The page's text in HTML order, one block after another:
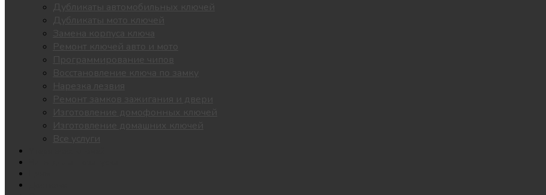
Дубликаты автомобильных ключей
Дубликаты мото ключей
Замена корпуса ключа
Ремонт ключей авто и мото
Программирование чипов
Восстановление ключа по замку
Нарезка лезвия
Ремонт замков зажигания и двери
Изготовление домофонных ключей
Изготовление домашних ключей
Все услуги